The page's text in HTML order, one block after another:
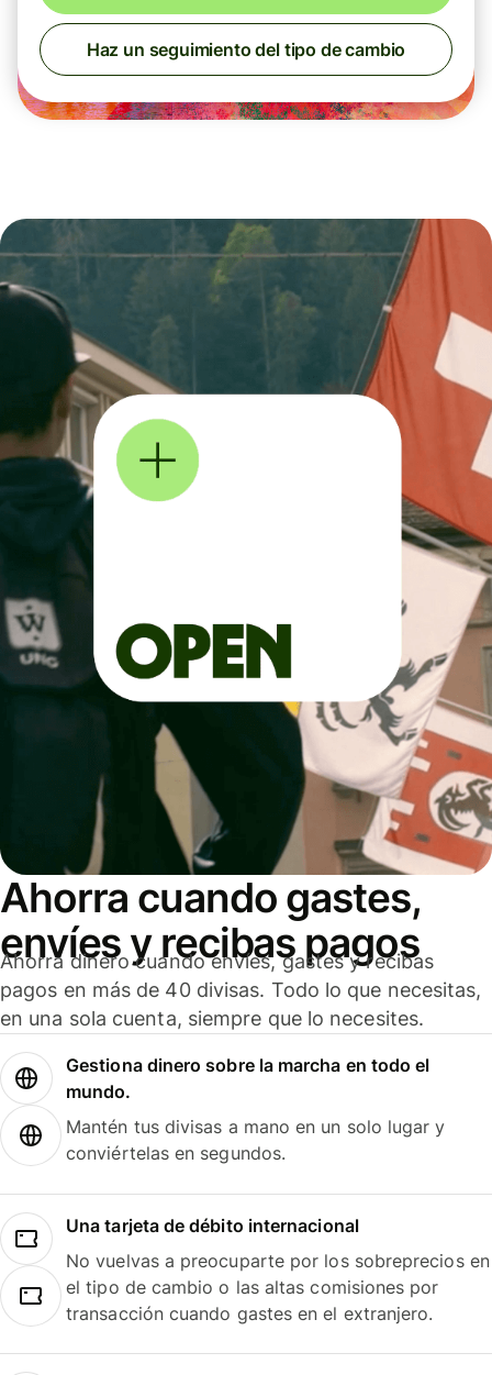
Haz un seguimiento del tipo de cambio
Ahorra cuando gastes,
envíes y recibas pagos
Ahorra dinero cuando envíes, gastes y recibas
pagos en más de 40 divisas. Todo lo que necesitas,
en una sola cuenta, siempre que lo necesites.
Gestiona dinero sobre la marcha en todo el
mundo.
Mantén tus divisas a mano en un solo lugar y
conviértelas en segundos.
Una tarjeta de débito internacional
No vuelvas a preocuparte por los sobreprecios en
el tipo de cambio o las altas comisiones por
transacción cuando gastes en el extranjero.